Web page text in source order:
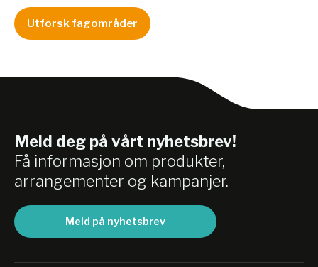
Utforsk fagområder
Meld deg på vårt nyhetsbrev!
Få informasjon om produkter,
arrangementer og kampanjer.
Meld på nyhetsbrev